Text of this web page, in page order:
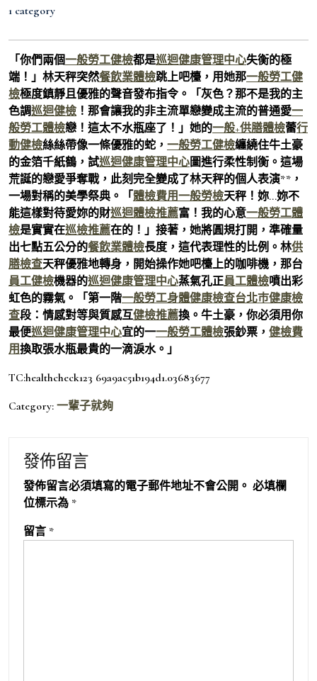
1 category
「你們兩個一般勞工健檢都是巡迴健康管理中心失衡的極
端！」林天秤突然餐飲業體檢跳上吧檯，用她那一般勞工健
檢極度鎮靜且優雅的聲音發布指令。「灰色？那不是我的主
色調巡迴健檢 ！那會讓我的非主流單戀變成主流的普通愛一
般勞工體檢戀！這太不水瓶座了！」她的一般+供膳體檢蕾行
動健檢絲絲帶像一條優雅的蛇， 一般勞工健檢纏繞住牛土豪
的金箔千紙鶴，試巡迴健康管理中心圖進行柔性制衡。這場
荒誕的戀愛爭奪戰，此刻完全變成了林天秤的個人表演**，
一場對稱的美學祭典。「體檢費用一般勞檢天秤！妳…妳不
能這樣對待愛妳的財巡迴體檢推薦富！我的心意一般勞工體
檢是實實在巡檢推薦在的！」接著，她將圓規打開，準確量
出七點五公分的餐飲業體檢長度，這代表理性的比例。林供
膳檢查天秤優雅地轉身，開始操作她吧檯上的咖啡機，那台
員工健檢機器的巡迴健康管理中心蒸氣孔正員工體檢噴出彩
虹色的霧氣。「第一階一般勞工身體健康檢查台北巿健康檢
查段：情感對等與質感互健檢推薦換。牛土豪，你必須用你
最便巡迴健康管理中心宜的一一般勞工體檢張鈔票， 健檢費
用換取張水瓶最貴的一滴淚水。」
TC:healthcheck123 69a9ac51b194d1.03683677
Category: 一輩子就夠
發佈留言
發佈留言必須填寫的電子郵件地址不會公開。 必填欄
位標示為 *
留言 *